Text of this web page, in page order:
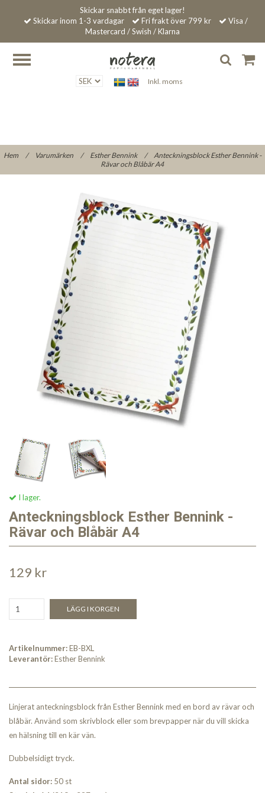
Skickar snabbt från eget lager!
Skickar inom 1-3 vardagar
Fri frakt över 799 kr
Visa /
Mastercard / Swish / Klarna
Inkl. moms
Hem / Varumärken / Esther Bennink /
Anteckningsblock Esther Bennink -
Rävar och Blåbär A4
I lager.
Anteckningsblock Esther Bennink -
Rävar och Blåbär A4
129 kr
LÄGG I KORGEN
Artikelnummer:EB-BXL
Leverantör:Esther Bennink
Linjerat anteckningsblock från Esther Bennink med en bord av rävar och
blåbär. Använd som skrivblock eller som brevpapper när du vill skicka
en hälsning till en kär vän.
Dubbelsidigt tryck.
Antal sidor: 50 st